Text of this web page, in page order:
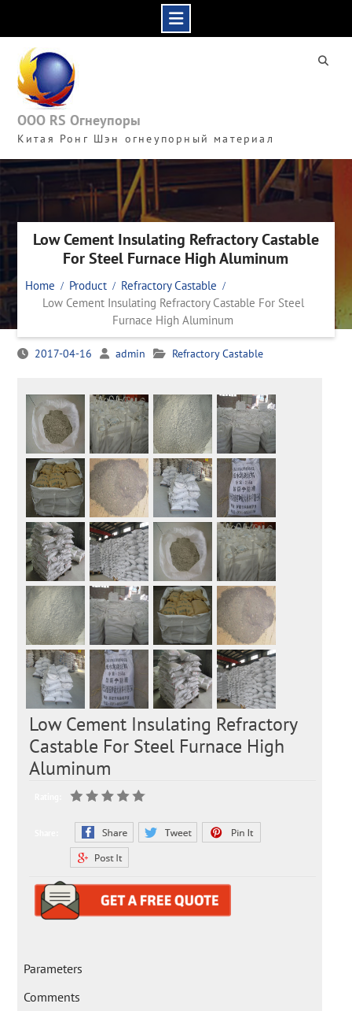
content
ООО RS Огнеупоры
Китая Ронг Шэн огнеупорный материал
Low Cement Insulating Refractory Castable
For Steel Furnace High Aluminum
Home Product
Refractory Castable
Low Cement Insulating Refractory Castable For Steel
Furnace High Aluminum
2017-04-16 admin Refractory Castable
Low Cement Insulating Refractory
Castable For Steel Furnace High
Aluminum
Parameters
Comments